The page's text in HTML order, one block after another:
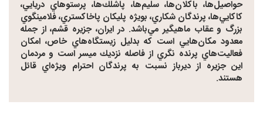
حواصيل‌ها، باكلان‌ها، سليم‌ها، پاشلك‌ها، پرستوهاي دريايي،
كاكايي‌ها، پرندگان شكاري، بويژه پليكان پاخاكستري، فلامينگوي
بزرگ و عقاب ماهيگير مي‌باشد. در ايران، جزيره قشم، از جمله
معدود مكان‌هايي است كه بدليل زيستگاه‌هاي خاص، امكان
فعاليت‌هاي پرنده نگري از فاصله نزديك ميسر است و مردمان
اين جزيره از ديرباز نسبت به پرندگان احترام ويژه‌اي قائل
هستند.